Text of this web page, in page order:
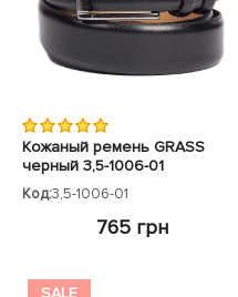
Показать все
Показать все
ЧЕХЛЫ ДЛЯ НОУТБУКОВ
Показать все
Кожаный ремень GRASS
черный 3,5-1006-01
Код:3,5-1006-01
765 грн
SALE